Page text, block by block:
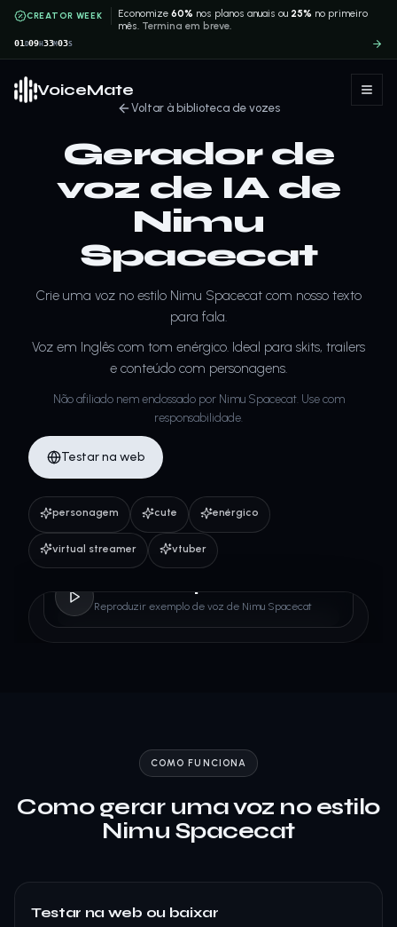
CREATOR WEEK Economize60% nos planos anuais ou 25% no primeiro
mês. Termina em breve.
01D09H 33M03S
VoiceMate
Voltar à biblioteca de vozes
Gerador de
voz de IA de
Nimu
Spacecat
Crie uma voz no estilo Nimu Spacecat com nosso texto
para fala.
Voz em Inglês com tom enérgico. Ideal para skits, trailers
e conteúdo com personagens.
Não afiliado nem endossado por Nimu Spacecat. Use com
responsabilidade.
Testar na web
personagem cute enérgico
virtual streamer vtuber
Reproduzir exemplo de voz de Nimu Spacecat
COMO FUNCIONA
Como gerar uma voz no estilo
Nimu Spacecat
Testar na web ou baixar